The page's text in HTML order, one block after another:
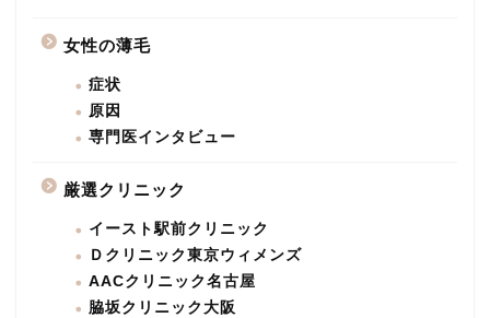
女性の薄毛
症状
原因
専門医インタビュー
厳選クリニック
イースト駅前クリニック
Ｄクリニック東京ウィメンズ
AACクリニック名古屋
脇坂クリニック大阪